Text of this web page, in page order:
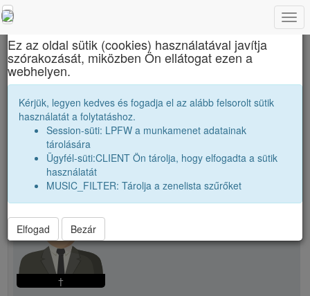
János Zsigmond Unitárius Kollégium
Tarcsafalvy Gyula
whatshot
Tarcsafalvy Gyula
†
Ez az oldal sütik (cookies) használatával javítja
szórakozását, miközben Ön ellátogat ezen a
webhelyen.
Kérjük, legyen kedves és fogadja el az alább felsorolt sütik
használatát a folytatáshoz.
Session-süti: LPFW a munkamenet adatainak
tárolására
Ügyfél-süti:CLIENT Ön tárolja, hogy elfogadta a sütik
használatát
MUSIC_FILTER: Tárolja a zenelista szűrőket
Elfogad Bezár